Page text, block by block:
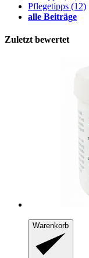
Pflegetipps (12)
alle Beiträge
Zuletzt bewertet
Warenkorb